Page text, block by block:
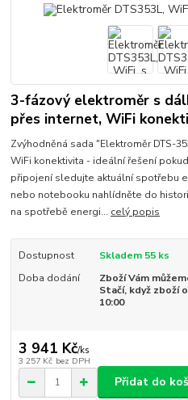
3-fázový elektroměr s
přes internet, WiFi
Zvýhodněná sada "Elektroměr DTS-
WiFi konektivita - ideální řešení
připojení sledujte aktuální spotřebu
nebo notebooku nahlídněte do
na spotřebě energi... celý popis
Dostupnost
Skladem 55 ks
Doba dodání
Zboží Vám
Stačí, když zboží
10:00
3 941 Kč/ks
3 257 Kč bez DPH
Přidat do